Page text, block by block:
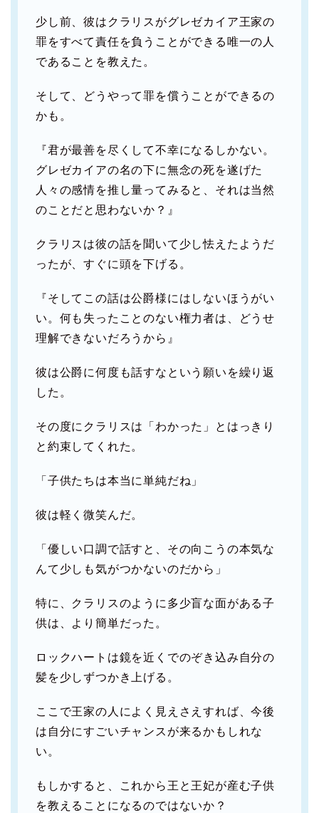
少し前、彼はクラリスがグレゼカイア王家の
罪をすべて責任を負うことができる唯一の人
であることを教えた。
そして、どうやって罪を償うことができるの
かも。
『君が最善を尽くして不幸になるしかない。
グレゼカイアの名の下に無念の死を遂げた
人々の感情を推し量ってみると、それは当然
のことだと思わないか？』
クラリスは彼の話を聞いて少し怯えたようだ
ったが、すぐに頭を下げる。
『そしてこの話は公爵様にはしないほうがい
い。何も失ったことのない権力者は、どうせ
理解できないだろうから』
彼は公爵に何度も話すなという願いを繰り返
した。
その度にクラリスは「わかった」とはっきり
と約束してくれた。
「子供たちは本当に単純だね」
彼は軽く微笑んだ。
「優しい口調で話すと、その向こうの本気な
んて少しも気がつかないのだから」
特に、クラリスのように多少盲な面がある子
供は、より簡単だった。
ロックハートは鏡を近くでのぞき込み自分の
髪を少しずつかき上げる。
ここで王家の人によく見えさえすれば、今後
は自分にすごいチャンスが来るかもしれな
い。
もしかすると、これから王と王妃が産む子供
を教えることになるのではないか？